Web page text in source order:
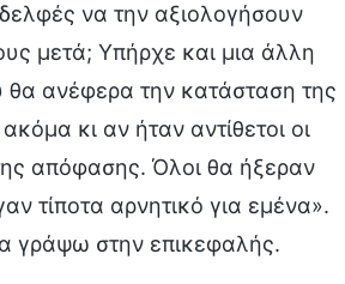
να την αξιολογήσουν
μετά; Υπήρχε και μια άλλη
ανέφερα την κατάσταση της
κι αν ήταν αντίθετοι οι
απόφασης. Όλοι θα ήξεραν
τίποτα αρνητικό για εμένα».
γράψω στην επικεφαλής.